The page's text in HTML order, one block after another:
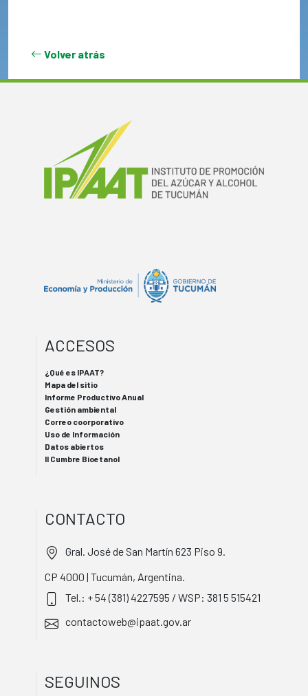
Volver atrás
ACCESOS
¿Qué es IPAAT?
Mapa del sitio
Informe Productivo Anual
Gestión ambiental
Correo coorporativo
Uso de Información
Datos abiertos
II Cumbre Bioetanol
CONTACTO
Gral. José de San Martín 623 Piso 9.
CP 4000 | Tucumán, Argentina.
Tel.: + 54 (381) 4227595 / WSP: 381 5 515421
contactoweb@ipaat.gov.ar
SEGUINOS